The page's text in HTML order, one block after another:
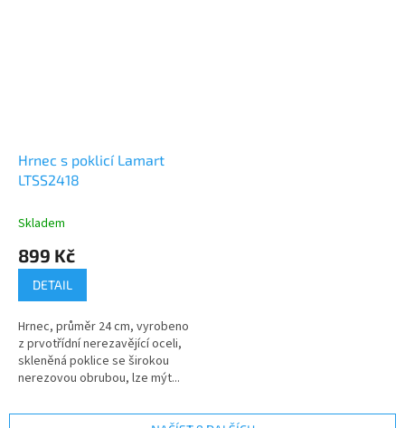
Hrnec s poklicí Lamart
LTSS2418
Skladem
899 Kč
DETAIL
Hrnec, průměr 24 cm, vyrobeno
z prvotřídní nerezavějící oceli,
skleněná poklice se širokou
nerezovou obrubou, lze mýt...